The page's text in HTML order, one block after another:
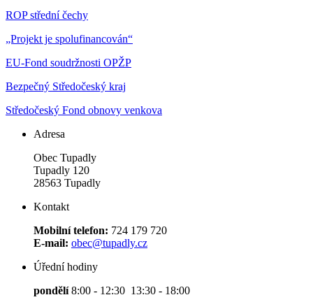
ROP střední čechy
„Projekt je spolufinancován“
EU-Fond soudržnosti OPŽP
Bezpečný Středočeský kraj
Středočeský Fond obnovy venkova
Adresa
Obec Tupadly
Tupadly 120
28563 Tupadly
Kontakt
Mobilní telefon: 724 179 720
E-mail: obec@tupadly.cz
Úřední hodiny
pondělí8:00 - 12:30 13:30 - 18:00